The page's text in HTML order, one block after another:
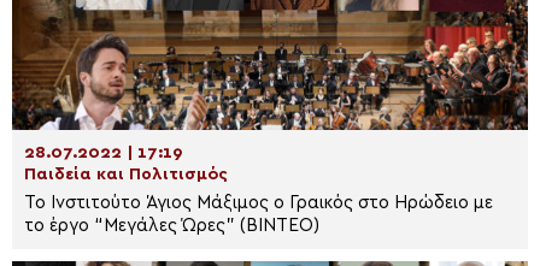
28.07.2022 | 17:19
Παιδεία και Πολιτισμός
Το Ινστιτούτο Άγιος Μάξιμος ο Γραικός στο Ηρώδειο με
το έργο “Μεγάλες Ώρες” (ΒΙΝΤΕΟ)